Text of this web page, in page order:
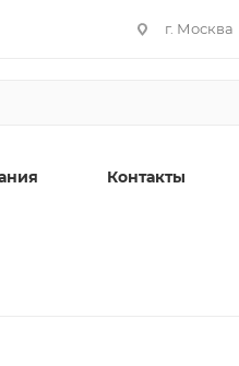
г. Москва
Контакты